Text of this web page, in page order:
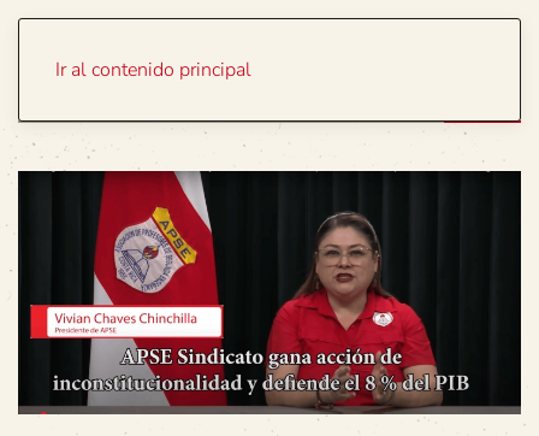
Ir al contenido principal